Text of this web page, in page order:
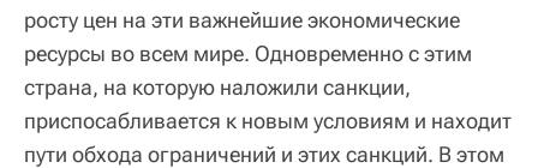
росту цен на эти важнейшие экономические
ресурсы во всем мире. Одновременно с этим
страна, на которую наложили санкции,
приспосабливается к новым условиям и находит
пути обхода ограничений и этих санкций. В этом